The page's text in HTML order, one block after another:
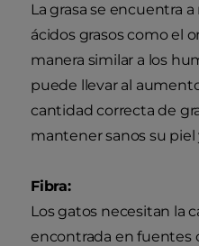
La grasa se encuentra
ácidos grasos como el
manera similar a los
puede llevar al
cantidad correcta de
mantener sanos su piel
Fibra:
Los gatos necesitan la
encontrada en fuentes